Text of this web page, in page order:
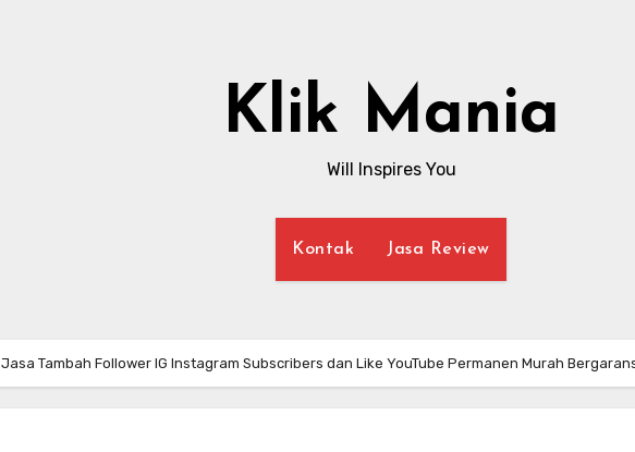
Klik Mania
Will Inspires You
Kontak Jasa Review
Jasa Tambah Follower IG Instagram Subscribers dan Like YouTube Permanen Murah